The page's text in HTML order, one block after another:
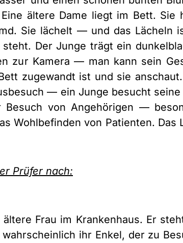
ältere Dame liegt im Bett. Sie
Sie lächelt — und das Lächeln
Der Junge trägt ein
zur Kamera — man kann sein
zugewandt ist und sie
— ein Junge besucht
von Angehörigen —
Wohlbefinden von Patienten. Das
Prüfer nach:
Frau im Krankenhaus. Er
ihr Enkel, der zu